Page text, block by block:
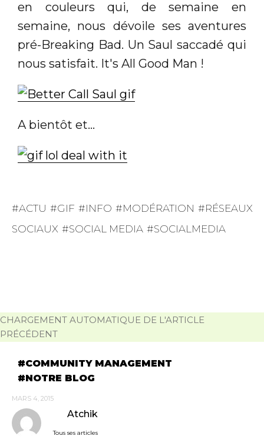
en couleurs qui, de semaine en
semaine, nous dévoile ses aventures
pré-Breaking Bad. Un Saul saccadé qui
nous satisfait. It's All Good Man !
A bientôt et...
ACTU GIF INFO MODÉRATION
RÉSEAUX
SOCIAUX
SOCIAL MEDIA SOCIALMEDIA
CHARGEMENT AUTOMATIQUE DE L'ARTICLE
PRÉCÉDENT
COMMUNITY MANAGEMENT
NOTRE BLOG
MARS 4, 2015
Atchik
Tous ses articles